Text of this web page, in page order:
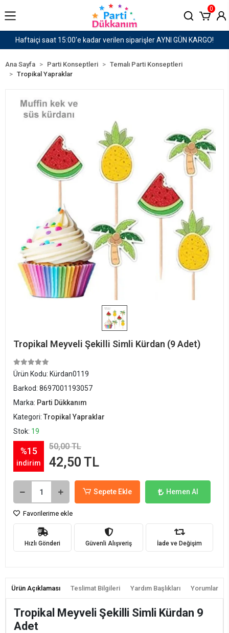
KARGO! 1500 TL ve Üzeri Kargo Ücretsiz!
0
Ana Sayfa Parti Konseptleri
Temalı Parti Konseptleri
Tropikal Yapraklar
Tropikal Meyveli Şekilli Simli Kürdan (9 Adet)
Ürün Kodu: Kürdan0119
Barkod: 8697001193057
Marka: Parti Dükkanım
Kategori: Tropikal Yapraklar
Stok: 19
%15
indirim
50,00 TL
42,50 TL
Sepete Ekle Hemen Al
Favorilerime ekle
Hızlı Gönderi Güvenli Alışveriş İade ve Değişim
Ürün Açıklaması Teslimat Bilgileri Yardım Başlıkları Yorumlar
Tropikal Meyveli Şekilli Simli Kürdan 9
Adet